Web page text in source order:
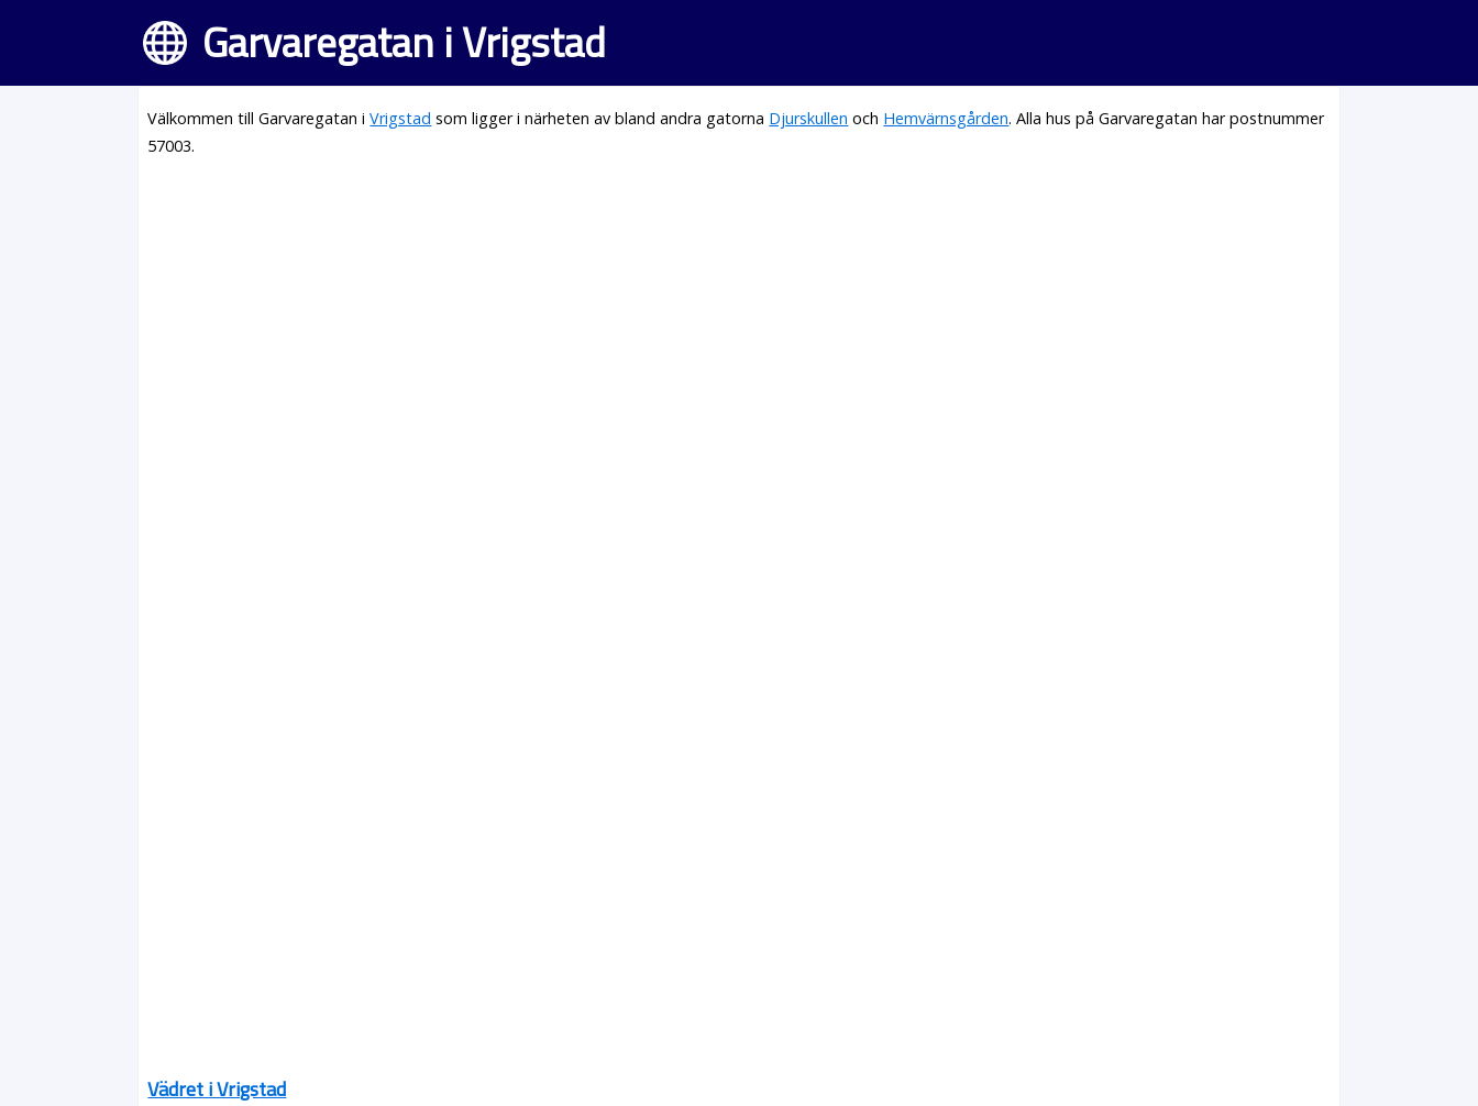
Garvaregatan i Vrigstad
Välkommen till Garvaregatan iVrigstad som ligger i närheten av bland andra gatorna Djurskullen och Hemvärnsgården. Alla hus på Garvaregatan har postnummer
57003.
Vädret i Vrigstad